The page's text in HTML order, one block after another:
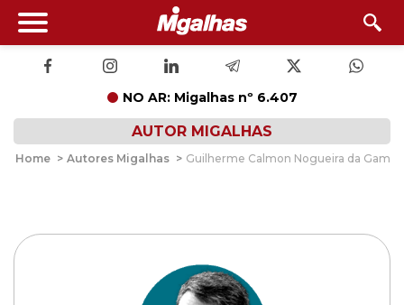
NO AR: Migalhas nº 6.407
AUTOR MIGALHAS
Home > Autores Migalhas > Guilherme Calmon Nogueira da Gama